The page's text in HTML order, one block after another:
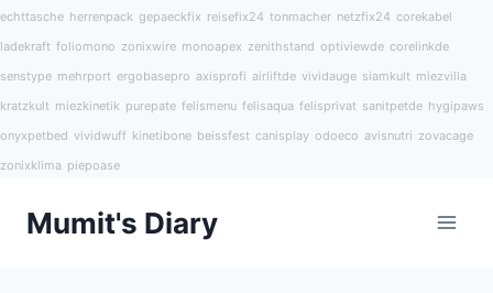
echttasche herrenpack gepaeckfix reisefix24 tonmacher netzfix24 corekabel
ladekraft foliomono zonixwire monoapex zenithstand optiviewde corelinkde
senstype mehrport ergobasepro axisprofi airliftde vividauge siamkult miezvilla
kratzkult miezkinetik purepate felismenu felisaqua felisprivat sanitpetde hygipaws
onyxpetbed vividwuff kinetibone beissfest canisplay odoeco avisnutri zovacage
zonixklima piepoase
Mumit's Diary